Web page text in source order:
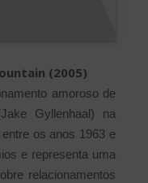
(2005)
amoroso de
Gyllenhaal) na
os anos 1963 e
e representa uma
relacionamentos